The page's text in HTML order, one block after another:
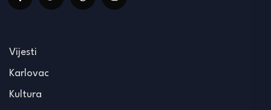
Vijesti
Karlovac
Kultura